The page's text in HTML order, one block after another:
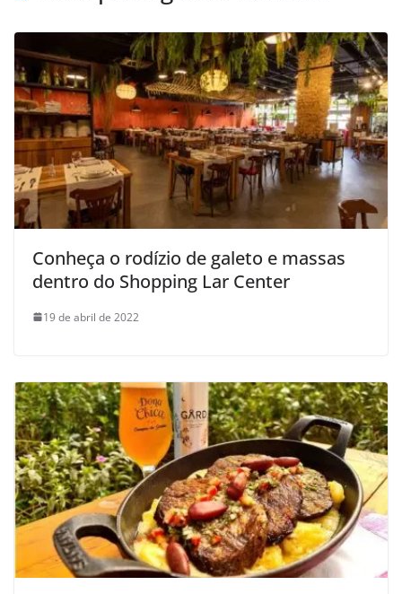
Conheça o rodízio de galeto e massas
dentro do Shopping Lar Center
19 de abril de 2022